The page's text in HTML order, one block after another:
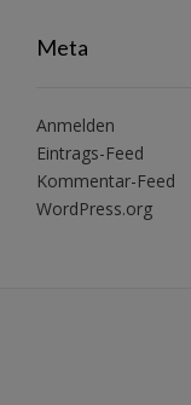
Meta
Anmelden
Eintrags-Feed
Kommentar-Feed
WordPress.org